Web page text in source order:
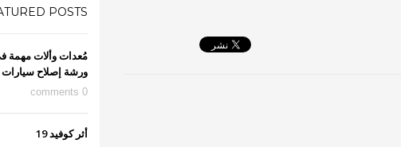
POSTS
مُعدات وألات مهمة
ورشة إصلاح سيارات
0 comments
أثر كوفيد 19